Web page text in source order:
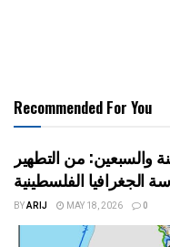
Recommended For You
والسبعين: من التطهير
BYARIJ MAY 18, 2026 0